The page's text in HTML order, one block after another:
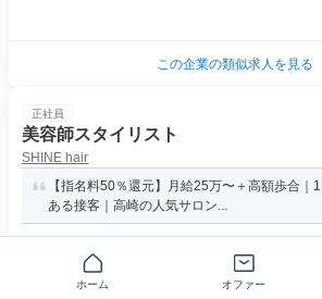
この企業の類似求人を見る
正社員
美容師スタイリスト
SHINE hair
【指名料50％還元】月給25万〜＋高額歩合｜
ある接客｜高崎の人気サロン...
〒370-0076群馬県高崎市下小塙町
月給25万円～60万円
ホーム オファー